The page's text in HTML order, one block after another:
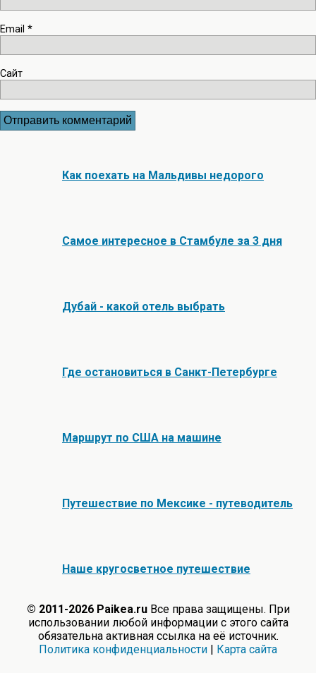
Email *
Сайт
Как поехать на Мальдивы недорого
Самое интересное в Стамбуле за 3 дня
Дубай - какой отель выбрать
Где остановиться в Санкт-Петербурге
Маршрут по США на машине
Путешествие по Мексике - путеводитель
Наше кругосветное путешествие
© 2011-2026 Paikea.ruВсе права защищены. При
использовании любой информации с этого сайта
обязательна активная ссылка на её источник.
Политика конфиденциальности
Карта сайта